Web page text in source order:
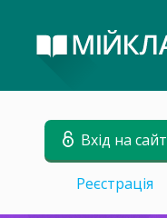
Вхід на сайт
Реєстрація